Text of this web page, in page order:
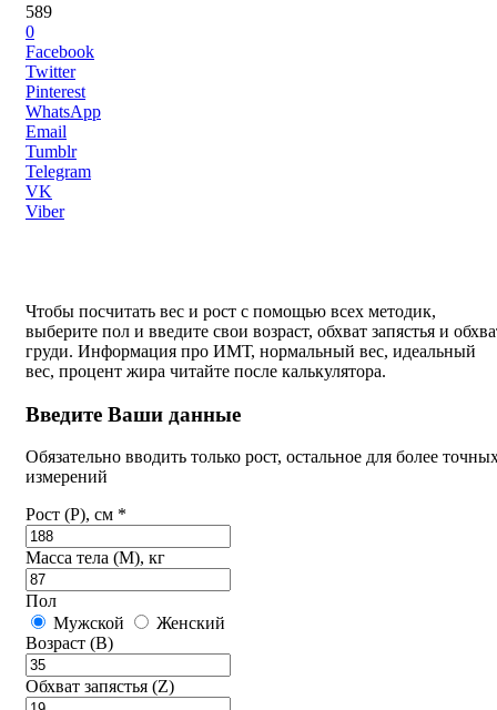
589
0
Facebook
Twitter
Pinterest
WhatsApp
Email
Tumblr
Telegram
VK
Viber
Чтобы посчитать вес и рост с помощью всех методик,
выберите пол и введите свои возраст, обхват запястья и
груди. Информация про ИМТ, нормальный вес, идеальный
вес, процент жира читайте после калькулятора.
Введите Ваши данные
Обязательно вводить только рост, остальное для более
измерений
Рост (P), см *
Масса тела (M), кг
Пол
Мужской
Женский
Возраст (B)
Обхват запястья (Z)